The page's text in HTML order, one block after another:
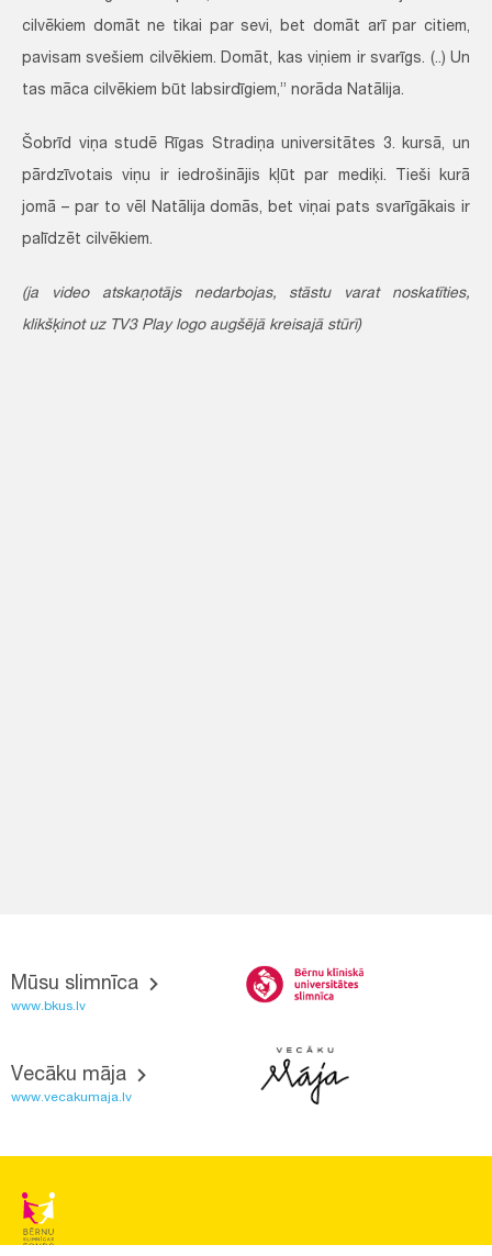
cilvēkiem domāt ne tikai par sevi, bet domāt arī par citiem,
pavisam svešiem cilvēkiem. Domāt, kas viņiem ir svarīgs. (..) Un
tas māca cilvēkiem būt labsirdīgiem,” norāda Natālija.
Šobrīd viņa studē Rīgas Stradiņa universitātes 3. kursā, un
pārdzīvotais viņu ir iedrošinājis kļūt par mediķi. Tieši kurā
jomā – par to vēl Natālija domās, bet viņai pats svarīgākais ir
palīdzēt cilvēkiem.
(ja video atskaņotājs nedarbojas, stāstu varat noskatīties,
klikšķinot uz TV3 Play logo augšējā kreisajā stūrī)
Mūsu slimnīca
www.bkus.lv
Vecāku māja
www.vecakumaja.lv